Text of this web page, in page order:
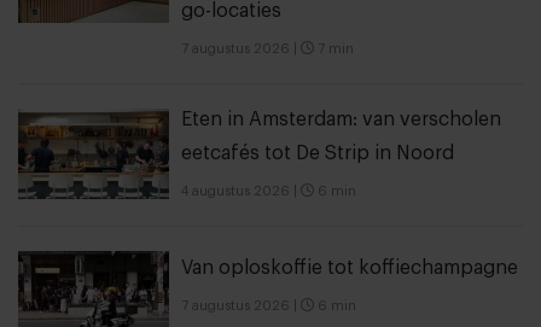
go-locaties
7 augustus 2026 7 min
Eten in Amsterdam: van verscholen
eetcafés tot De Strip in Noord
4 augustus 2026 6 min
Van oploskoffie tot koffiechampagne
7 augustus 2026 6 min